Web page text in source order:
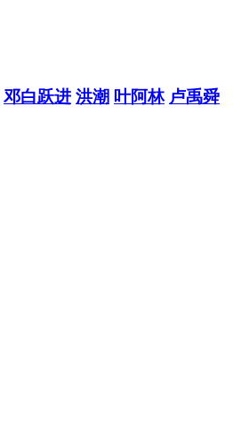
邓白跃进 洪潮 叶阿林 卢禹舜